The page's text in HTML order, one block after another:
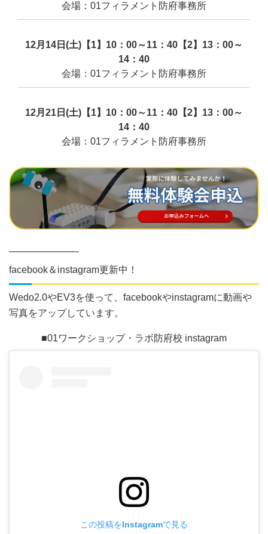
会場：01フィラメント防府事務所
12月14日(土)【1】10：00～11：40【2】13：00～
14：40
会場：01フィラメント防府事務所
12月21日(土)【1】10：00～11：40【2】13：00～
14：40
会場：01フィラメント防府事務所
———————-
facebook＆instagram更新中！
Wedo2.0やEV3を使って、facebookやinstagramに動画や
写真をアップしています。
■01ワークショップ・ラボ防府校 instagram
この投稿をInstagramで見る